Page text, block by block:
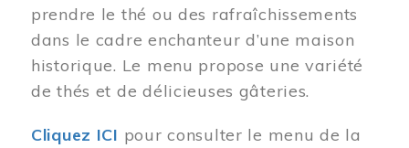
prendre le thé ou des rafraîchissements
dans le cadre enchanteur d’une maison
historique. Le menu propose une variété
de thés et de délicieuses gâteries.
Cliquez ICI pour consulter le menu de la